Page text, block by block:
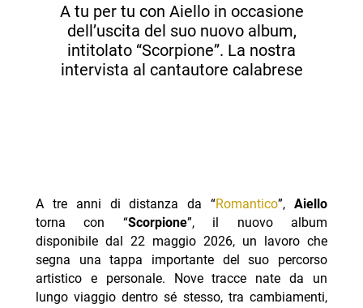
A tu per tu con Aiello in occasione
dell’uscita del suo nuovo album,
intitolato “Scorpione”. La nostra
intervista al cantautore calabrese
A tre anni di distanza da “Romantico”,Aiello
torna con “Scorpione”, il nuovo album
disponibile dal 22 maggio 2026, un lavoro che
segna una tappa importante del suo percorso
artistico e personale. Nove tracce nate da un
lungo viaggio dentro sé stesso, tra cambiamenti,